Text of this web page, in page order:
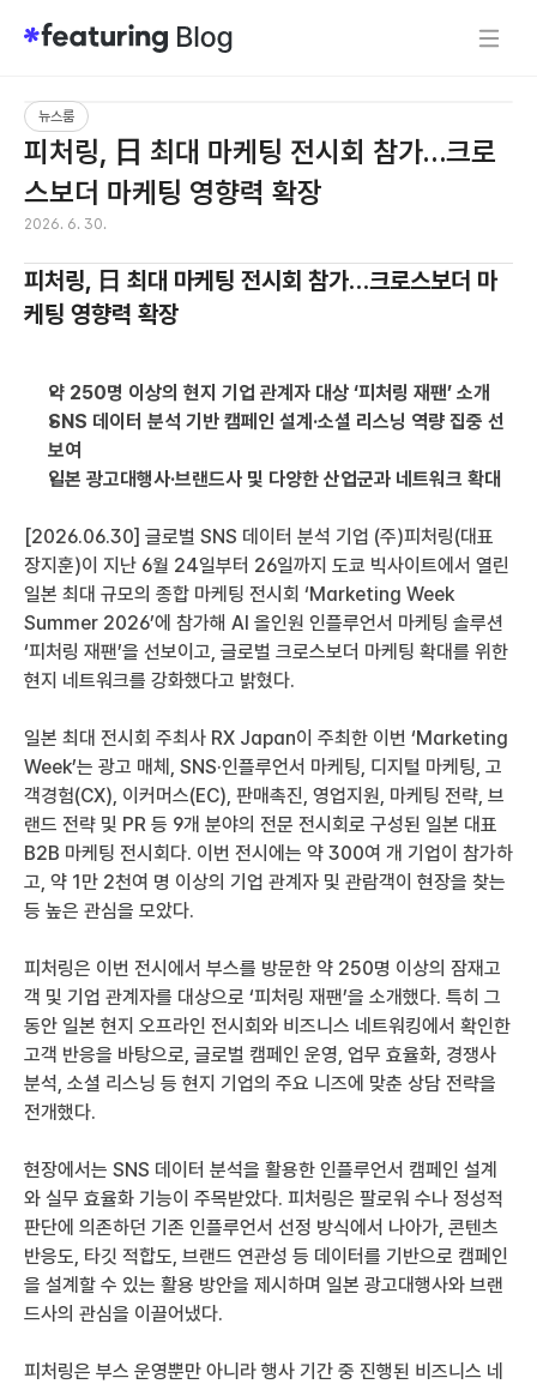
뉴스룸
피처링, 日 최대 마케팅 전시회 참가…크로
스보더 마케팅 영향력 확장
2026. 6. 30.
피처링, 日 최대 마케팅 전시회 참가…크로스보더 마
케팅 영향력 확장
약 250명 이상의 현지 기업 관계자 대상 ‘피처링 재팬’ 소개
SNS 데이터 분석 기반 캠페인 설계·소셜 리스닝 역량 집중 선
보여
일본 광고대행사·브랜드사 및 다양한 산업군과 네트워크 확대
[2026.06.30] 글로벌 SNS 데이터 분석 기업 (주)피처링(대표
장지훈)이 지난 6월 24일부터 26일까지 도쿄 빅사이트에서 열린
일본 최대 규모의 종합 마케팅 전시회 ‘Marketing Week
Summer 2026’에 참가해 AI 올인원 인플루언서 마케팅 솔루션
‘피처링 재팬’을 선보이고, 글로벌 크로스보더 마케팅 확대를 위한
현지 네트워크를 강화했다고 밝혔다.
일본 최대 전시회 주최사 RX Japan이 주최한 이번 ‘Marketing
Week’는 광고 매체, SNS·인플루언서 마케팅, 디지털 마케팅, 고
객경험(CX), 이커머스(EC), 판매촉진, 영업지원, 마케팅 전략, 브
랜드 전략 및 PR 등 9개 분야의 전문 전시회로 구성된 일본 대표
B2B 마케팅 전시회다. 이번 전시에는 약 300여 개 기업이 참가하
고, 약 1만 2천여 명 이상의 기업 관계자 및 관람객이 현장을 찾는
등 높은 관심을 모았다.
피처링은 이번 전시에서 부스를 방문한 약 250명 이상의 잠재고
객 및 기업 관계자를 대상으로 ‘피처링 재팬’을 소개했다. 특히 그
동안 일본 현지 오프라인 전시회와 비즈니스 네트워킹에서 확인한
고객 반응을 바탕으로, 글로벌 캠페인 운영, 업무 효율화, 경쟁사
분석, 소셜 리스닝 등 현지 기업의 주요 니즈에 맞춘 상담 전략을
전개했다.
현장에서는 SNS 데이터 분석을 활용한 인플루언서 캠페인 설계
와 실무 효율화 기능이 주목받았다. 피처링은 팔로워 수나 정성적
판단에 의존하던 기존 인플루언서 선정 방식에서 나아가, 콘텐츠
반응도, 타깃 적합도, 브랜드 연관성 등 데이터를 기반으로 캠페인
을 설계할 수 있는 활용 방안을 제시하며 일본 광고대행사와 브랜
드사의 관심을 이끌어냈다.
피처링은 부스 운영뿐만 아니라 행사 기간 중 진행된 비즈니스 네